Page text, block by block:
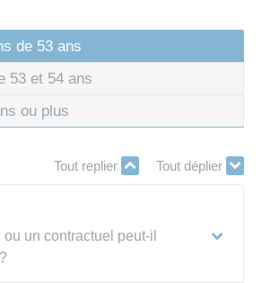
de 53 ans
53 et 54 ans
ou plus
Tout replier Tout déplier
un contractuel peut-il